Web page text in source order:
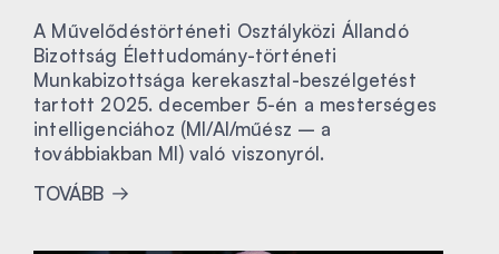
A Művelődéstörténeti Osztályközi Állandó
Bizottság Élettudomány-történeti
Munkabizottsága kerekasztal-beszélgetést
tartott 2025. december 5-én a mesterséges
intelligenciához (MI/AI/műész – a
továbbiakban MI) való viszonyról.
TOVÁBB